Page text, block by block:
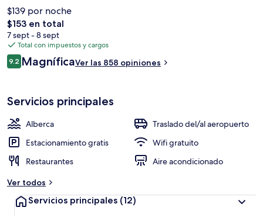
buenas calificaciones de otros visitantes.
$139 por noche
El
precio
total
es
de
$153 en total
7 sept - 8 sept
Total con impuestos y cargos
Opiniones
9.29.2 de 10,
MagníficaVer las 858 opiniones
Servicios principales
Alberca
Traslado del/al aeropuerto
Estacionamiento gratis
Wifi gratuito
Restaurantes
Aire acondicionado
Ver todos
Servicios principales (12)